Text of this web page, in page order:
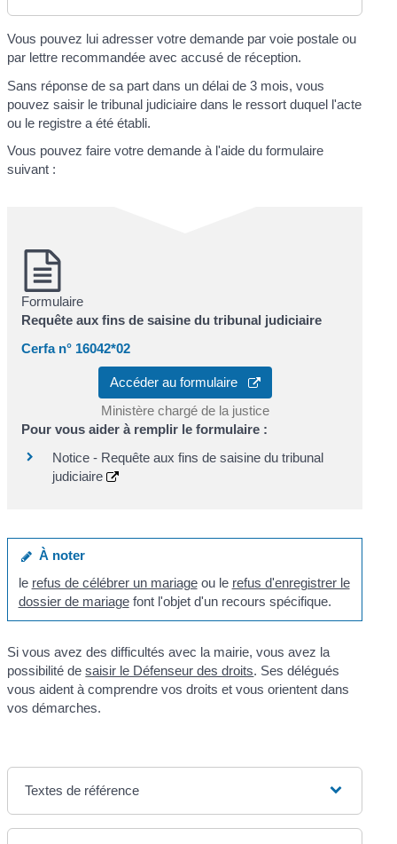
Vous pouvez lui adresser votre demande par voie postale ou
par lettre recommandée avec accusé de réception.
Sans réponse de sa part dans un délai de 3 mois, vous
pouvez saisir le tribunal judiciaire dans le ressort duquel l'acte
ou le registre a été établi.
Vous pouvez faire votre demande à l'aide du formulaire
suivant :
Formulaire
Requête aux fins de saisine du tribunal judiciaire
Cerfa n° 16042*02
Accéder au formulaire
Ministère chargé de la justice
Pour vous aider à remplir le formulaire :
Notice - Requête aux fins de saisine du tribunal
judiciaire
À noter
le refus de célébrer un mariageou le refus d'enregistrer le
dossier de mariagefont l'objet d'un recours spécifique.
Si vous avez des difficultés avec la mairie, vous avez la
possibilité desaisir le Défenseur des droits. Ses délégués
vous aident à comprendre vos droits et vous orientent dans
vos démarches.
Textes de référence